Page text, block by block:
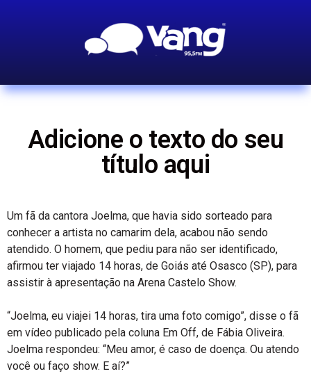
Adicione o texto do seu
título aqui
Um fã da cantora Joelma, que havia sido sorteado para
conhecer a artista no camarim dela, acabou não sendo
atendido. O homem, que pediu para não ser identificado,
afirmou ter viajado 14 horas, de Goiás até Osasco (SP), para
assistir à apresentação na Arena Castelo Show.
“Joelma, eu viajei 14 horas, tira uma foto comigo”, disse o fã
em vídeo publicado pela coluna Em Off, de Fábia Oliveira.
Joelma respondeu: “Meu amor, é caso de doença. Ou atendo
você ou faço show. E aí?”